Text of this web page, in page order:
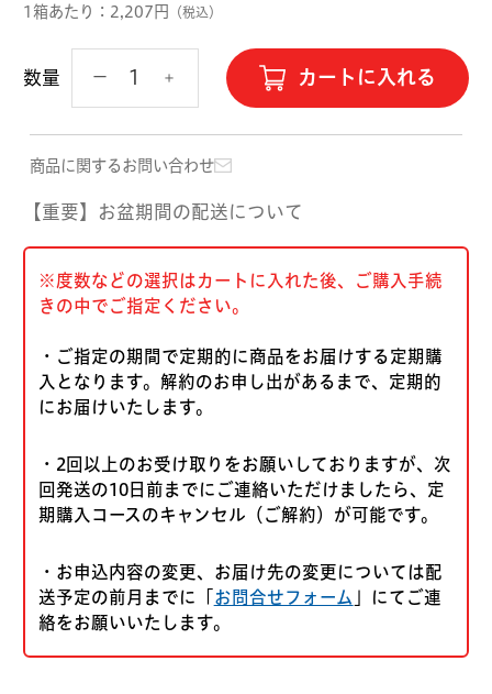
1箱あたり：2,207円
（税込）
数量 カートに入れる
商品に関するお問い合わせ
【重要】お盆期間の配送について
※度数などの選択はカートに入れた後、ご購入手続
きの中でご指定ください。
・ご指定の期間で定期的に商品をお届けする定期購
入となります。解約のお申し出があるまで、定期的
にお届けいたします。
・2回以上のお受け取りをお願いしておりますが、次
回発送の10日前までにご連絡いただけましたら、定
期購入コースのキャンセル（ご解約）が可能です。
・お申込内容の変更、お届け先の変更については配
送予定の前月までに「お問合せフォーム 」にてご連
絡をお願いいたします。